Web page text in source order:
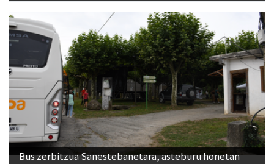
Bus zerbitzua Sanestebanetara, asteburu honetan